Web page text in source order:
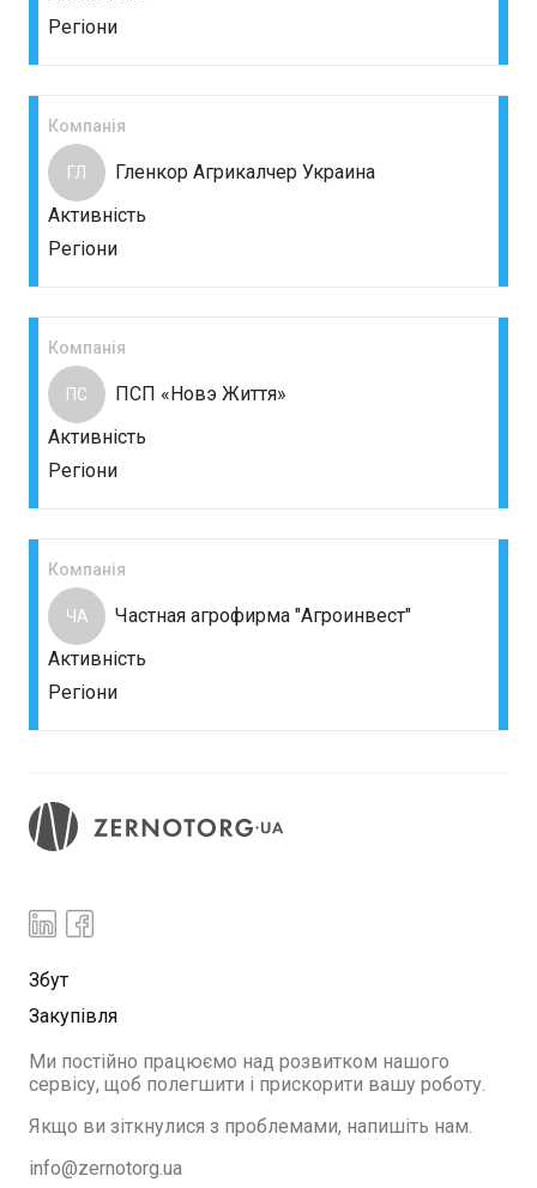
Регіони
Компанія
ГЛ
Гленкор Агрикалчер Украина
Активність
Регіони
Компанія
ПС
ПСП «Новэ Життя»
Активність
Регіони
Компанія
ЧА
Частная агрофирма "Агроинвест"
Активність
Регіони
Збут
Закупівля
Ми постійно працюємо над розвитком нашого
сервісу, щоб полегшити і прискорити вашу роботу.
Якщо ви зіткнулися з проблемами, напишіть нам.
info@zernotorg.ua